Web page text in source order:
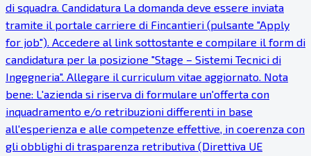
di squadra. Candidatura La domanda deve essere inviata
tramite il portale carriere di Fincantieri (pulsante "Apply
for job"). Accedere al link sottostante e compilare il form di
candidatura per la posizione "Stage – Sistemi Tecnici di
Ingegneria". Allegare il curriculum vitae aggiornato. Nota
bene: L'azienda si riserva di formulare un'offerta con
inquadramento e/o retribuzioni differenti in base
all'esperienza e alle competenze effettive, in coerenza con
gli obblighi di trasparenza retributiva (Direttiva UE